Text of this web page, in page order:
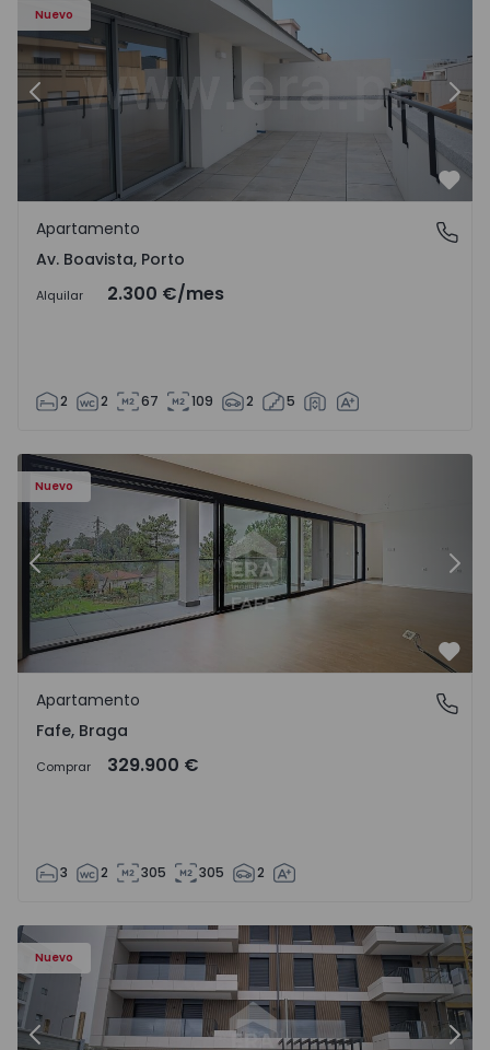
Nuevo
Anterior
Av. Boavista, Porto
Apartamento
Av. Boavista, Porto
Alquilar 2.300 €/mes
2 2 67 109 2 5
Nuevo
Anterior
Fafe, Braga
Apartamento
Fafe, Braga
Comprar 329.900 €
3 2 305 305 2
Nuevo